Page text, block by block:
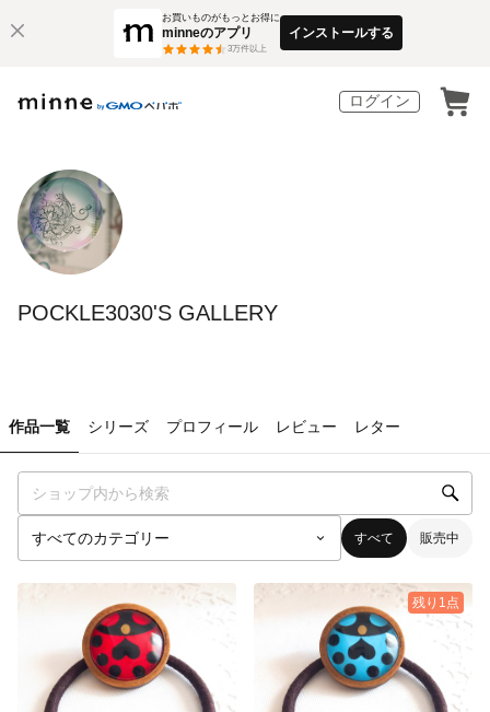
お買いものがもっとお得に
minneのアプリ
3万件以上
インストールする
ログイン
POCKLE3030'S GALLERY
作品一覧 シリーズ プロフィール レビュー レター
すべて 販売中
残り1点